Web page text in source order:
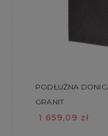
PODŁUŻNA
GRANIT
1 659,09 zł